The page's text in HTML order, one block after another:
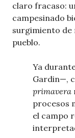
claro fracaso:
campesinado
surgimiento de
pueblo.
Ya
Gardin—,
primavera
procesos
el campo